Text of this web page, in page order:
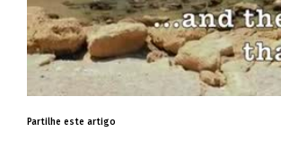
Partilhe este artigo